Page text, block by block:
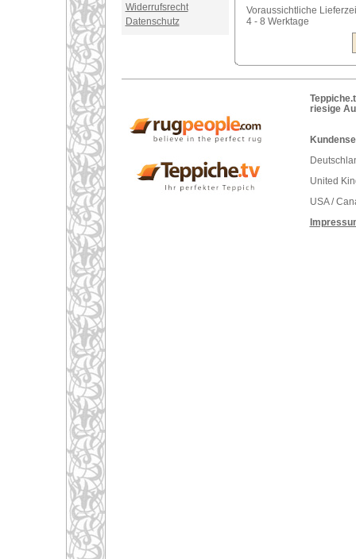
Widerrufsrecht
Datenschutz
Voraussichtliche
4 - 8 Werktage
riesige
United
USA /